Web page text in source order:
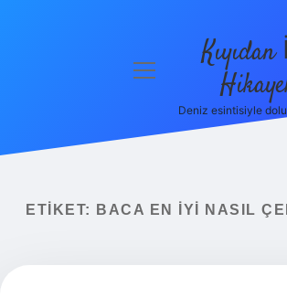
menüyü
Deniz esintisiyle
ETIKET: BACA EN IYI NASIL